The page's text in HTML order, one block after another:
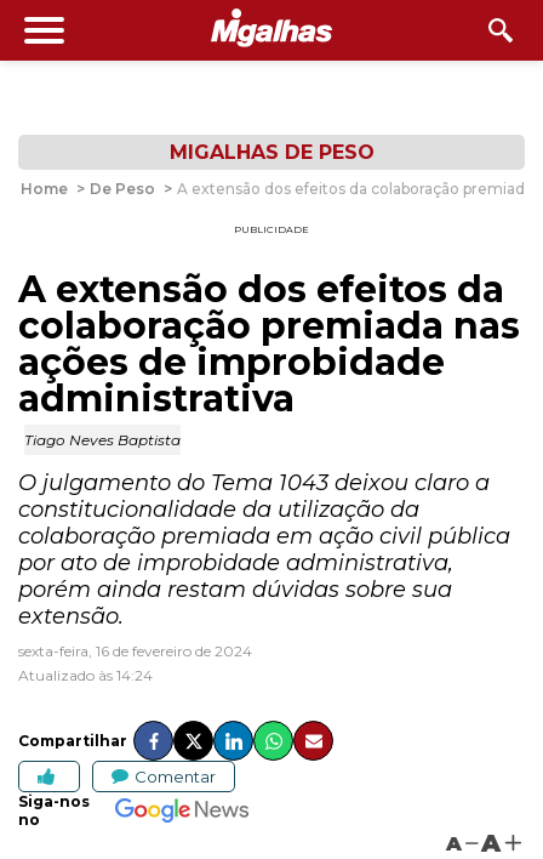
MIGALHAS DE PESO
Home > De Peso > A extensão dos efeitos da colaboração
PUBLICIDADE
A extensão dos efeitos da
colaboração premiada nas
ações de improbidade
administrativa
Tiago Neves Baptista
O julgamento do Tema 1043 deixou claro a
constitucionalidade da utilização da
colaboração premiada em ação civil pública
por ato de improbidade administrativa,
porém ainda restam dúvidas sobre sua
extensão.
sexta-feira, 16 de fevereiro de 2024
Atualizado às 14:24
Compartilhar
Comentar
Siga-nos
no
A A